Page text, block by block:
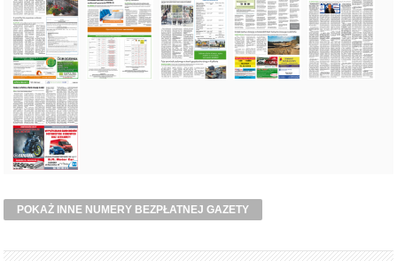
POKAŻ INNE NUMERY BEZPŁATNEJ GAZETY